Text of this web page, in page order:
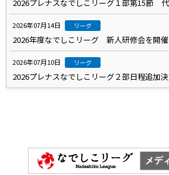
2026プレナスなでしこリーグ１部第15節
2026年07月14日 リーグ
2026年度なでしこリーグ 新人研修会を開催
2026年07月10日 リーグ
2026プレナスなでしこリーグ２部日程追加